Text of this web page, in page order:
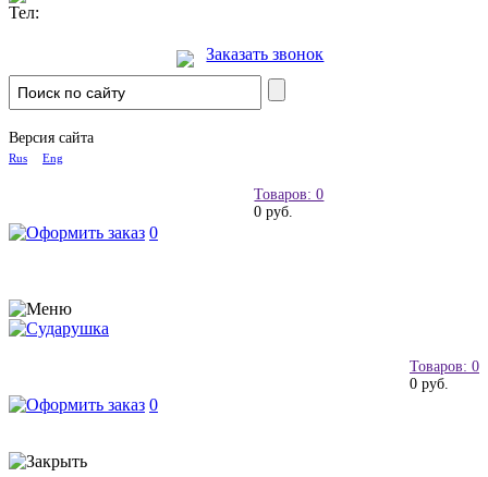
Заказать звонок
Версия сайта
Rus Eng
Товаров: 0
0 руб.
0
Товаров: 0
0 руб.
0